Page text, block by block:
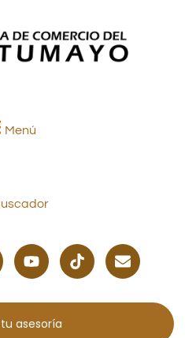
Menú
asesoría